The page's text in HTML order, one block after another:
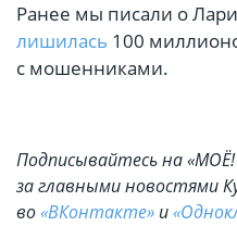
Ранее мы писали о
лишилась 100
с мошенниками.
Подписывайтесь на «МОЁ!
за главными новостями
во«ВКонтакте» и